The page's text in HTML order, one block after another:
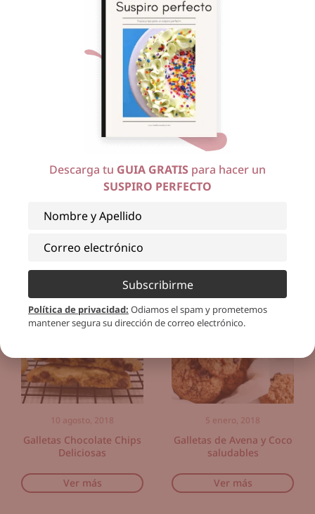
Galletas de chocolate
blanco y macadamia o
Galletas tipo Cupcakes
9 marzo, 2022
Cookies
10 agosto, 2018
Galletas Chocolate Chips
Deliciosas
Ver más
5 enero, 2018
Galletas de Avena y Coco
saludables
Ver más
Descarga tu GUIA GRATIS para hacer un
SUSPIRO PERFECTO
Subscribirme
Política de privacidad: Odiamos el spam y prometemos
mantener segura su dirección de correo electrónico.